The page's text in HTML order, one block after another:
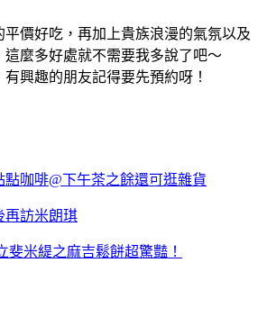
價好吃，再加上貴族浪漫的氣氛以及
麼多好處就不需要我多說了吧～
興趣的朋友記得要先預約呀！
點咖啡@下午茶之餘還可逛雜貨
再訪米朗琪
斐米緹之麻吉鬆餅超驚豔！